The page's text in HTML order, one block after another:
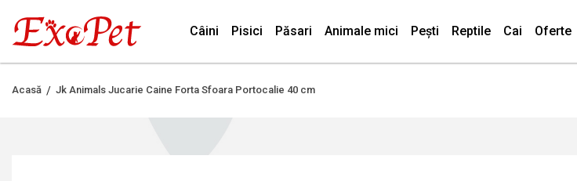
Câini Pisici Păsari Animale mici Pești Reptile Cai Oferte
Acasă Jk Animals Jucarie Caine Forta Sfoara Portocalie 40 cm